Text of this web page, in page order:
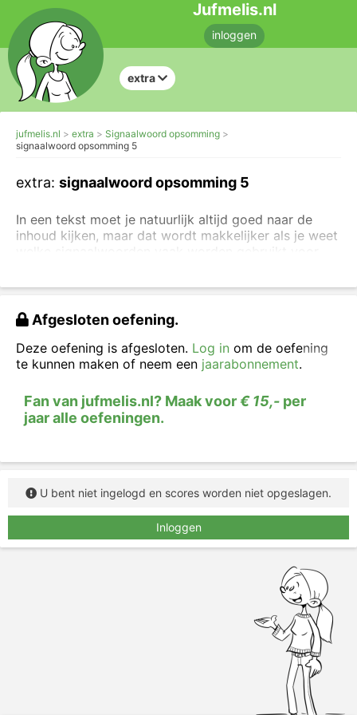
Jufmelis.nl
inloggen
extra
jufmelis.nl extra
Signaalwoord opsomming
signaalwoord opsomming 5
extra: signaalwoord opsomming 5
In een tekst moet je natuurlijk altijd goed naar de
inhoud kijken, maar dat wordt makkelijker als je weet
uitleg over signaalwoorden en tekstverbanden.
Je gaat hier oefenen met het herkennen van
signaalwoorden voor opsomming
woord aan dat eensignaalwoord voor opsomming
zou kunnen zijn.
Afgesloten oefening.
Deze oefening is afgesloten. Log in om de oefening
te kunnen maken of neem een jaarabonnement.
Fan van jufmelis.nl? Maak voor€ 15,- per
jaar alle oefeningen.
U bent niet ingelogd en scores worden niet opgeslagen.
Inloggen